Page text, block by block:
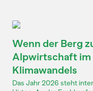
Wenn der Berg
Alpwirtschaft im
Klimawandels
Das Jahr 2026 steht